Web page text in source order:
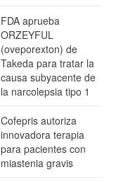
FDA aprueba
ORZEYFUL
(oveporexton) de
Takeda para tratar la
causa subyacente de
la narcolepsia tipo 1
Cofepris autoriza
innovadora terapia
para pacientes con
miastenia gravis